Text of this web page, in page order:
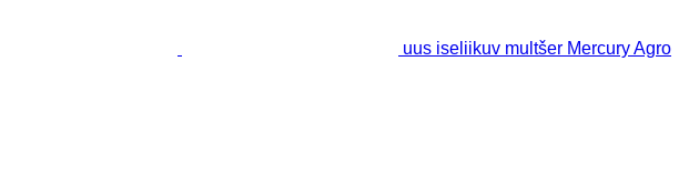
uus iseliikuv multšer Mercury Agro